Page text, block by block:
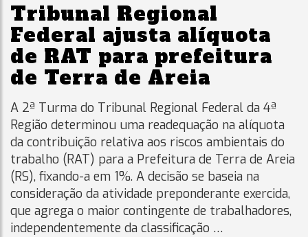
Tribunal Regional
Federal ajusta alíquota
de RAT para prefeitura
de Terra de Areia
A 2ª Turma do Tribunal Regional Federal da 4ª
Região determinou uma readequação na alíquota
da contribuição relativa aos riscos ambientais do
trabalho (RAT) para a Prefeitura de Terra de Areia
(RS), fixando-a em 1%. A decisão se baseia na
consideração da atividade preponderante exercida,
que agrega o maior contingente de trabalhadores,
independentemente da classificação …